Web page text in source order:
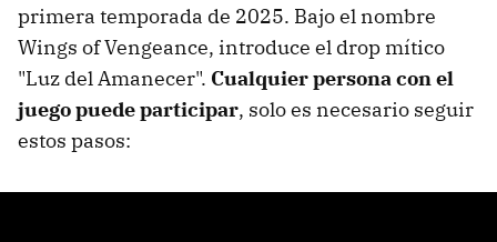
primera temporada de 2025. Bajo el nombre
Wings of Vengeance, introduce el drop mítico
"Luz del Amanecer". Cualquier persona con el
juego puede participar, solo es necesario seguir
estos pasos: